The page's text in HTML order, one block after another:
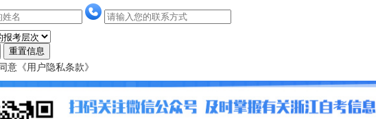
重置信息
意 《用户隐私条款》